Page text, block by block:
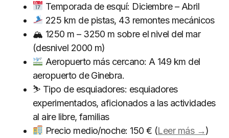
Temporada de esquí: Diciembre – Abril
225 km de pistas, 43 remontes mecánicos
🏔 1250 m – 3250 m sobre el nivel del mar
(desnivel 2000 m)
Aeropuerto más cercano: A 149 km del
aeropuerto de Ginebra.
⛷ Tipo de esquiadores: esquiadores
experimentados, aficionados a las actividades
al aire libre, familias
Precio medio/noche: 150 € (Leer más →)